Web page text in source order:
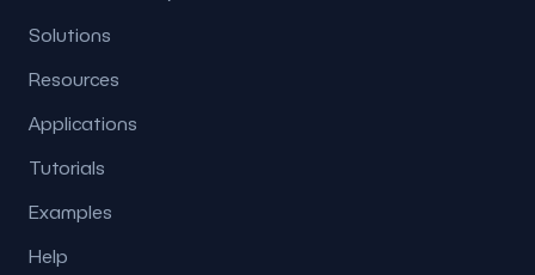
Solutions
Resources
Applications
Tutorials
Examples
Help